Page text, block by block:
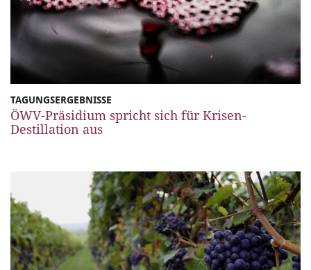
TAGUNGSERGEBNISSE
ÖWV-Präsidium spricht sich für Krisen-
Destillation aus